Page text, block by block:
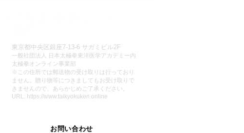
東京都中央区銀座7-13-6 サガミビル2F
一般社団法人 日本太極拳東洋医学アカデミー内
太極拳オンライン事業部
​※この住所では郵送物の受け取りは行っており
ません。贈り物等につきましてもお受け取りで
きませんので、あらかじめご了承ください。
URL: https://www.taikyokuken.online
お問い合わせ